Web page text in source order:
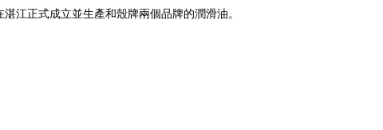
江正式成立並生產和殼牌兩個品牌的潤滑油。